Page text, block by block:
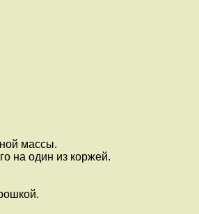
массы.
на один из коржей.